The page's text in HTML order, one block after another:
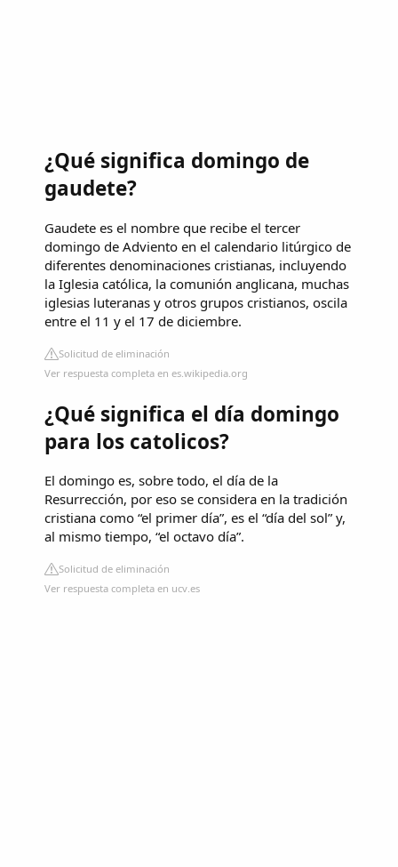
¿Qué significa domingo de
gaudete?
Gaudete es el nombre que recibe el tercer
domingo de Adviento en el calendario litúrgico de
diferentes denominaciones cristianas,​ incluyendo
la Iglesia católica, la comunión anglicana, muchas
iglesias luteranas y otros grupos cristianos, oscila
entre el 11 y el 17 de diciembre.
Solicitud de eliminación
Ver respuesta completa en es.wikipedia.org
¿Qué significa el día domingo
para los catolicos?
El domingo es, sobre todo, el día de la
Resurrección, por eso se considera en la tradición
cristiana como “el primer día”, es el “día del sol” y,
al mismo tiempo, “el octavo día”.
Solicitud de eliminación
Ver respuesta completa en ucv.es